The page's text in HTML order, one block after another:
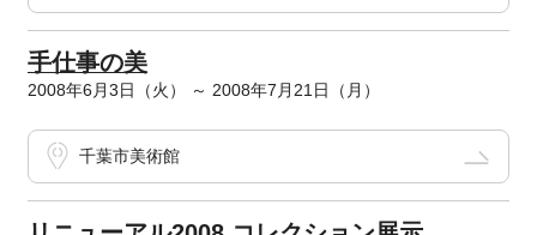
手仕事の美
2008年6月3日（火） ～ 2008年7月21日（月）
千葉市美術館